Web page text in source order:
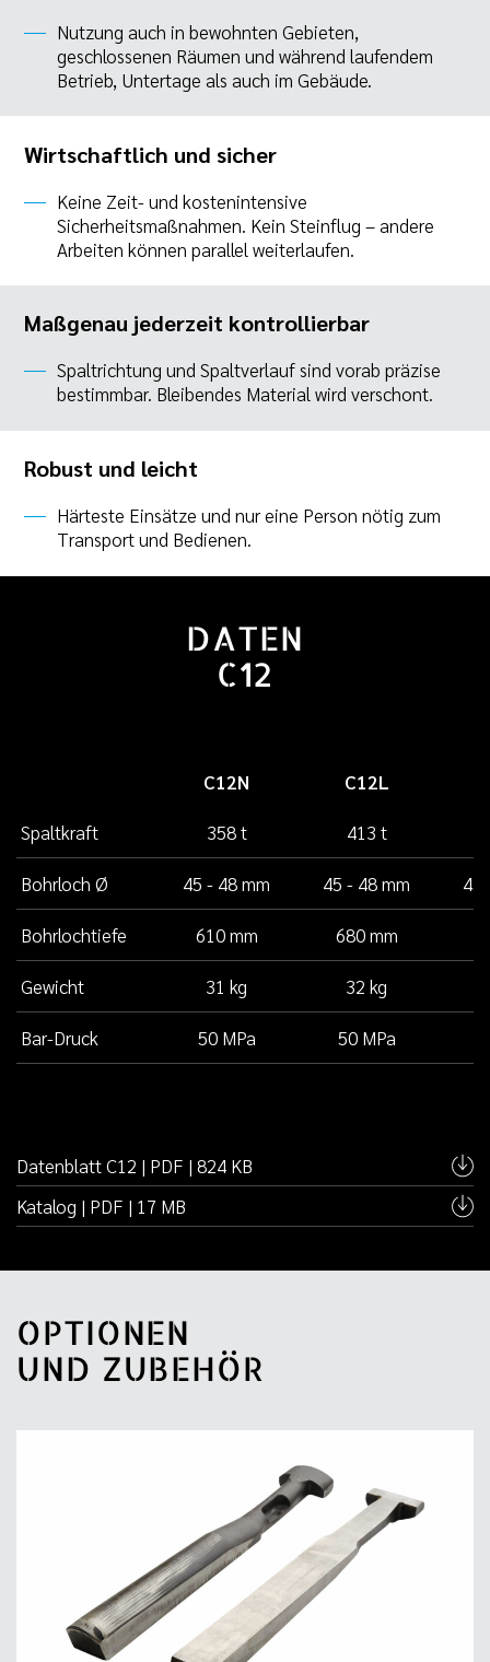
Nutzung auch in bewohnten Gebieten,
geschlossenen Räumen und während laufendem
Betrieb, Untertage als auch im Gebäude.
Wirtschaftlich und sicher
Keine Zeit- und kostenintensive
Sicherheitsmaßnahmen. Kein Steinflug – andere
Arbeiten können parallel weiterlaufen.
Maßgenau jederzeit kontrollierbar
Spaltrichtung und Spaltverlauf sind vorab präzise
bestimmbar. Bleibendes Material wird verschont.
Robust und leicht
Härteste Einsätze und nur eine Person nötig zum
Transport und Bedienen.
DATEN
C12
C12N C12L
Spaltkraft 358 t 413 t
Bohrloch Ø 45 - 48 mm 45 - 48 mm 45
Bohrlochtiefe 610 mm 680 mm
Gewicht 31 kg 32 kg
Bar-Druck 50 MPa 50 MPa
Datenblatt C12 | PDF | 824 KB
Katalog | PDF | 17 MB
OPTIONEN
UND ZUBEHÖR